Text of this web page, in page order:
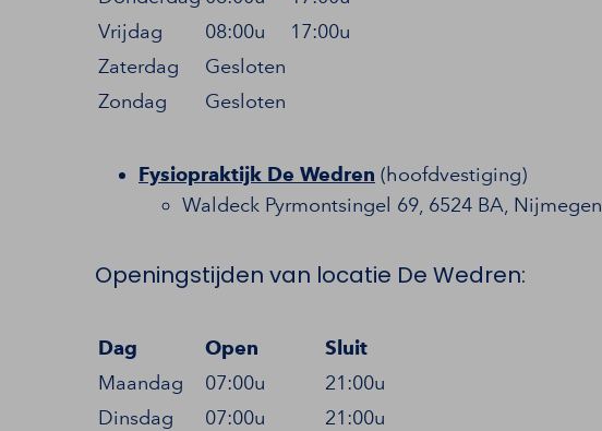
Vrijdag
08:00u
17:00u
Zaterdag
Gesloten
Zondag
Gesloten
Fysiopraktijk De Wedren (hoofdvestiging)
Waldeck Pyrmontsingel 69, 6524 BA, Nijmegen
Openingstijden van locatie De Wedren:
Dag Open
Sluit
Maandag
07:00u
21:00u
Dinsdag
07:00u
21:00u